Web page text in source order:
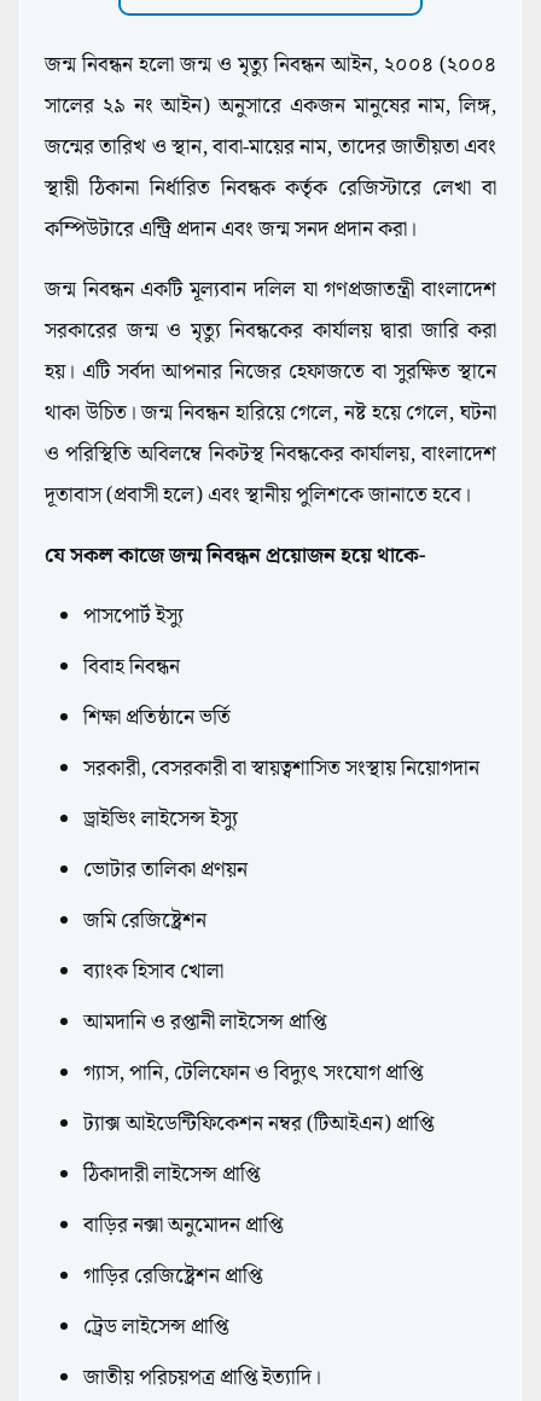
জন্ম নিবন্ধন হলো জন্ম ও মৃত্যু নিবন্ধন আইন, ২০০৪ (২০০৪
সালের ২৯ নং আইন) অনুসারে একজন মানুষের নাম, লিঙ্গ,
জন্মের তারিখ ও স্থান, বাবা-মায়ের নাম, তাদের জাতীয়তা এবং
স্থায়ী ঠিকানা নির্ধারিত নিবন্ধক কর্তৃক রেজিস্টারে লেখা বা
কম্পিউটারে এন্ট্রি প্রদান এবং জন্ম সনদ প্রদান করা।
জন্ম নিবন্ধন একটি মূল্যবান দলিল যা গণপ্রজাতন্ত্রী বাংলাদেশ
সরকারের জন্ম ও মৃত্যু নিবন্ধকের কার্যালয় দ্বারা জারি করা
হয়। এটি সর্বদা আপনার নিজের হেফাজতে বা সুরক্ষিত স্থানে
থাকা উচিত। জন্ম নিবন্ধন হারিয়ে গেলে, নষ্ট হয়ে গেলে, ঘটনা
ও পরিস্থিতি অবিলম্বে নিকটস্থ নিবন্ধকের কার্যালয়, বাংলাদেশ
দূতাবাস (প্রবাসী হলে) এবং স্থানীয় পুলিশকে জানাতে হবে।
যে সকল কাজে জন্ম নিবন্ধন প্রয়োজন হয়ে থাকে-
পাসপোর্ট ইস্যু
বিবাহ নিবন্ধন
শিক্ষা প্রতিষ্ঠানে ভর্তি
সরকারী, বেসরকারী বা স্বায়ত্বশাসিত সংস্থায় নিয়োগদান
ড্রাইভিং লাইসেন্স ইস্যু
ভোটার তালিকা প্রণয়ন
জমি রেজিষ্ট্রেশন
ব্যাংক হিসাব খোলা
আমদানি ও রপ্তানী লাইসেন্স প্রাপ্তি
গ্যাস, পানি, টেলিফোন ও বিদ্যুৎ সংযোগ প্রাপ্তি
ট্যাক্স আইডেন্টিফিকেশন নম্বর (টিআইএন) প্রাপ্তি
ঠিকাদারী লাইসেন্স প্রাপ্তি
বাড়ির নক্সা অনুমোদন প্রাপ্তি
গাড়ির রেজিষ্ট্রেশন প্রাপ্তি
ট্রেড লাইসেন্স প্রাপ্তি
জাতীয় পরিচয়পত্র প্রাপ্তি ইত্যাদি।